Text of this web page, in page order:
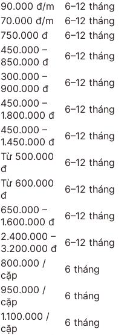
90.000 đ/m
6–12 tháng
70.000 đ/m
6–12 tháng
750.000 đ
6–12 tháng
450.000 –
850.000 đ
6–12 tháng
300.000 –
900.000 đ
6–12 tháng
450.000 –
1.800.000 đ
6–12 tháng
450.000 –
1.450.000 đ
6–12 tháng
Từ 500.000
đ
6–12 tháng
Từ 600.000
đ
6–12 tháng
650.000 –
1.600.000 đ
6–12 tháng
2.400.000 –
3.200.000 đ
6–12 tháng
800.000 /
cặp
6 tháng
950.000 /
cặp
6 tháng
1.100.000 /
cặp
6 tháng